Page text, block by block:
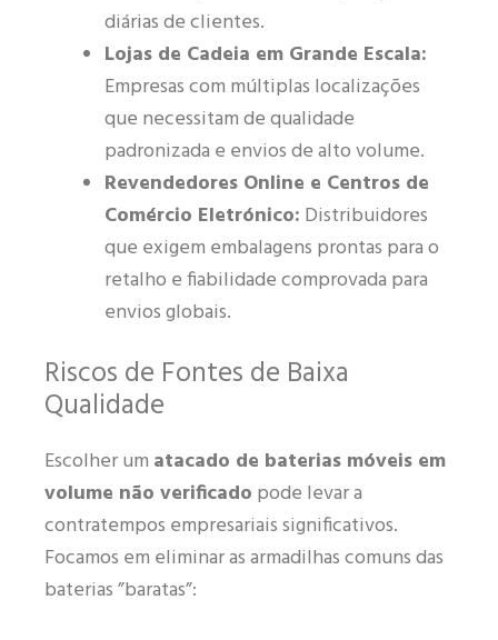
diárias de clientes.
Lojas de Cadeia em Grande Escala:
Empresas com múltiplas localizações
que necessitam de qualidade
padronizada e envios de alto volume.
Revendedores Online e Centros de
Comércio Eletrónico: Distribuidores
que exigem embalagens prontas para o
retalho e fiabilidade comprovada para
envios globais.
Riscos de Fontes de Baixa
Qualidade
Escolher um atacado de baterias móveis em
volume não verificado pode levar a
contratempos empresariais significativos.
Focamos em eliminar as armadilhas comuns das
baterias ”baratas”: